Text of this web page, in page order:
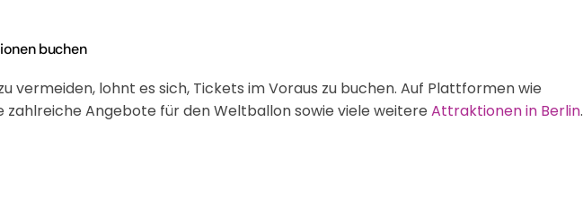
buchen
vermeiden, lohnt es sich, Tickets im Voraus zu buchen. Auf Plattformen wie
zahlreiche Angebote für den Weltballon sowie viele weitere Attraktionen in Berlin.